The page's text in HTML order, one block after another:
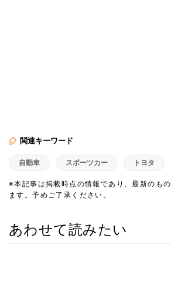
関連キーワード
自動車 スポーツカー トヨタ
※本記事は掲載時点の情報であり、最新のも
ます。予めご了承ください。
あわせて読みたい